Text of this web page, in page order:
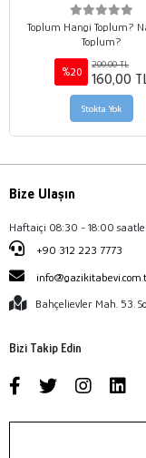
Toplum Hangi Toplum?
Toplum?
%20
200,00 TL
160,00
Stokta Yok
Bize Ulaşın
Haftaiçi 08:30 - 18:00
+90 312 223 7773
Bahçelievler Mah. 53.
Bizi Takip Edin